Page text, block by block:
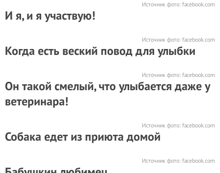
Источник фото: facebook.com
И я, и я участвую!
Источник фото: facebook.com
Когда есть веский повод для улыбки
Источник фото: facebook.com
Он такой смелый, что улыбается даже у
ветеринара!
Источник фото: facebook.com
Собака едет из приюта домой
Источник фото: facebook.com